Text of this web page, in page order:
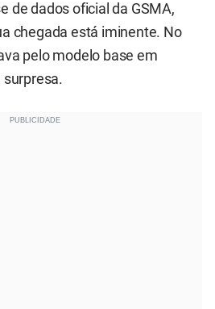
de dados oficial da GSMA,
chegada está iminente. No
pelo modelo base em